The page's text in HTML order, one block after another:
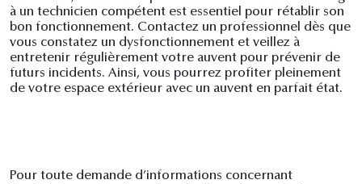
à un technicien compétent est essentiel pour rétablir son
bon fonctionnement. Contactez un professionnel dès que
vous constatez un dysfonctionnement et veillez à
entretenir régulièrement votre auvent pour prévenir de
futurs incidents. Ainsi, vous pourrez profiter pleinement
de votre espace extérieur avec un auvent en parfait état.
Pour toute demande d’informations concernant